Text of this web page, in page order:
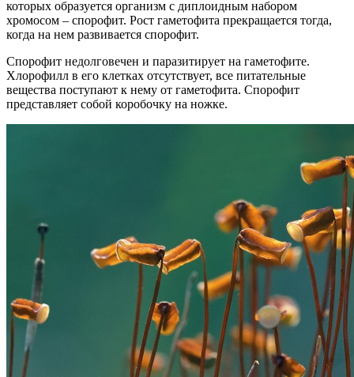
которых образуется организм с диплоидным набором
хромосом – спорофит. Рост гаметофита прекращается тогда,
когда на нем развивается спорофит.
Спорофит недолговечен и паразитирует на гаметофите.
Хлорофилл в его клетках отсутствует, все питательные
вещества поступают к нему от гаметофита. Спорофит
представляет собой коробочку на ножке.